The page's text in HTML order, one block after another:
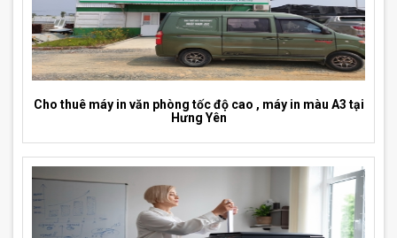
Cho thuê máy in văn phòng tốc độ cao , máy in màu A3 tại
Hưng Yên